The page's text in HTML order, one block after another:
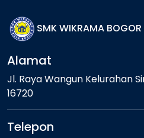
SMK WIKRAMA BOGOR
Alamat
Jl. Raya Wangun Kelurahan
16720
Telepon